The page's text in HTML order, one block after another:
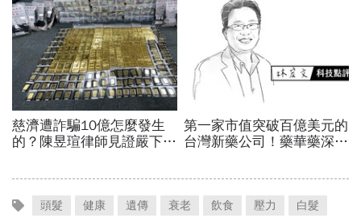
頭髮 健康 遺傳 衰老 飲食 壓力
白髮